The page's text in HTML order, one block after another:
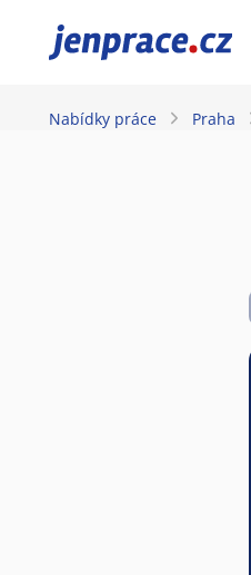
JenPráce.cz
Nabídky práce Praha